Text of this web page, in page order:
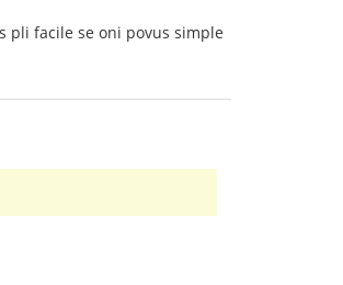
pli facile se oni povus simple